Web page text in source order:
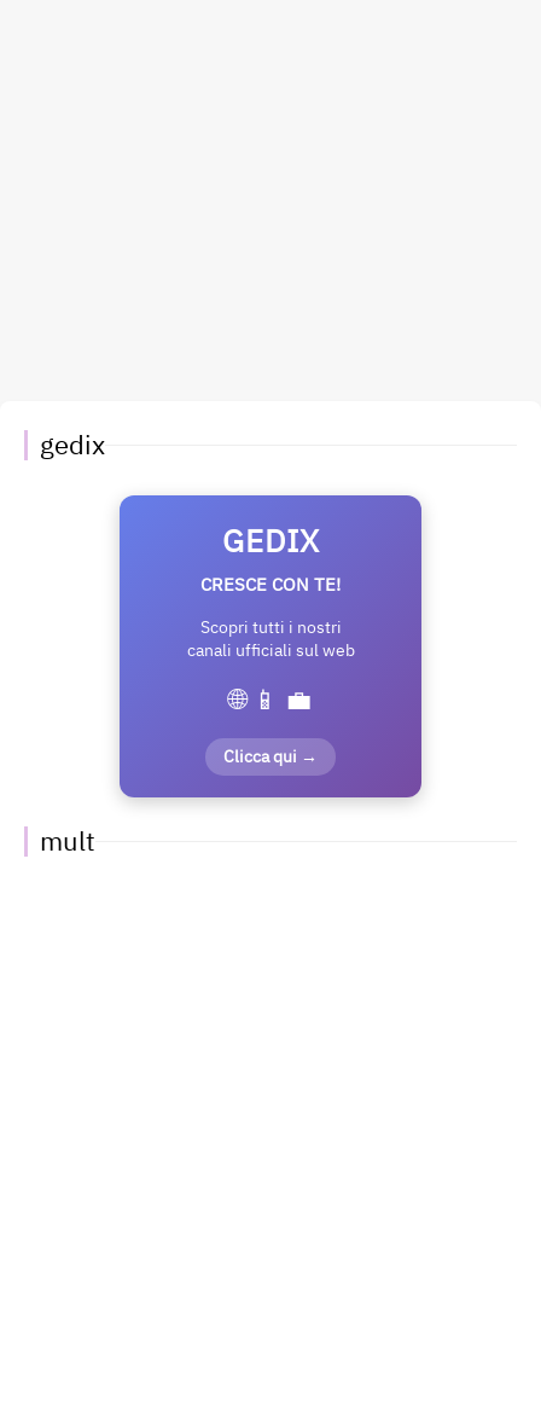
gedix
GEDIX
CRESCE CON TE!
Scopri tutti i nostri
canali ufficiali sul web
🌐 📱 💼
Clicca qui →
mult